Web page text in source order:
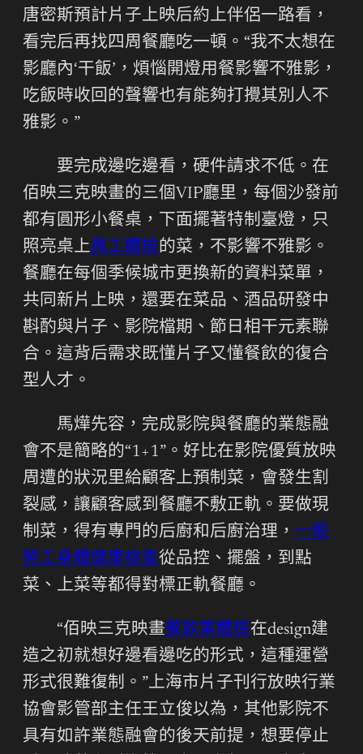
唐密斯預計片子上映后約上伴侶一路看，
看完后再找四周餐廳吃一頓。“我不太想在
影廳內‘干飯’，煩惱開燈用餐影響不雅影，
吃飯時收回的聲響也有能夠打攪其別人不
雅影。”
要完成邊吃邊看，硬件請求不低。在
佰映三克映畫的三個VIP廳里，每個沙發前
都有圓形小餐桌，下面擺著特制臺燈，只
照亮桌上員工體檢的菜，不影響不雅影。
餐廳在每個季候城市更換新的資料菜單，
共同新片上映，還要在菜品、酒品研發中
斟酌與片子、影院檔期、節日相干元素聯
合。這背后需求既懂片子又懂餐飲的復合
型人才。
馬燁先容，完成影院與餐廳的業態融
會不是簡略的“1+1”。好比在影院優質放映
周遭的狀況里給顧客上預制菜，會發生割
裂感，讓顧客感到餐廳不敷正軌。要做現
制菜，得有專門的后廚和后廚治理， 一般
勞工身體健康檢查從品控、擺盤，到點
菜、上菜等都得對標正軌餐廳。
“佰映三克映畫餐飲業體檢在design建
造之初就想好邊看邊吃的形式，這種運營
形式很難復制。”上海市片子刊行放映行業
協會影管部主任王立俊以為，其他影院不
具有如許業態融會的後天前提，想要停止